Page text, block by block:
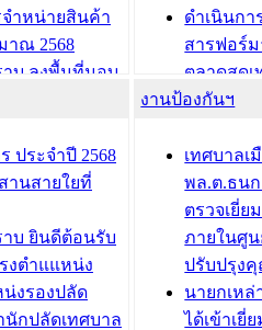
บทความ อื่นๆ ...
ำหน่ายสินค้า
าณ 2568
าบ ลงพื้นที่มอบ
ย์พักพิง
บาลเมือง
รอบรมอาชีพ
หลักสูตรการ
ลาสติก)
ดำเนินกา
สารฟอร์
ตลาดสดเ
วารินชำร
ถนนแก่เ
เด็กเล็ก
เทศบาลเ
ปรึกษาห
วัยของอ
บทความ อื่นๆ ...
ประจำปี 2568
านสายใยที่
าบ ยินดีต้อนรับ
งตำแแหน่ง
งรองปลัด
นักปลัดเทศบาล
งานป้องกันฯ
เทศบาลเ
พล.ต.ธน
ตรวจเยี่ย
ภายในศู
ปรับปรุง
นายกเห
ได้เข้าเยี่